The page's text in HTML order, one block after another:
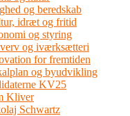
og beredskab
idræt og fritid
og styring
og iværksætteri
for fremtiden
og byudvikling
KV25
Kliver
Schwartz